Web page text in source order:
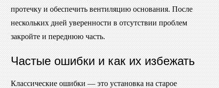
протечку и обеспечить вентиляцию основания. После
нескольких дней уверенности в отсутствии проблем
закройте и переднюю часть.
Частые ошибки и как их избежать
Классические ошибки — это установка на старое